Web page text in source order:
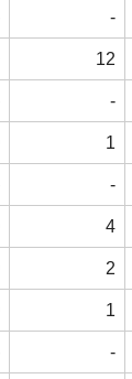
-
12
-
1
-
4
2
1
-